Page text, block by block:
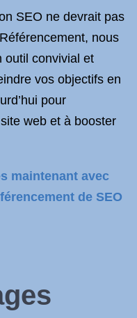
SEO ne devrait pas
nous
outil convivial et
vos objectifs en
pour
web et à booster
maintenant avec
de SEO